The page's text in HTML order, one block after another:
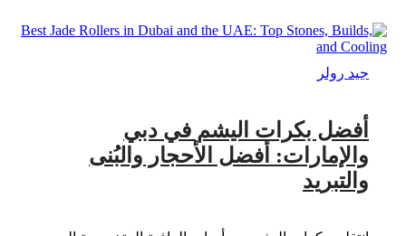
جيد رولر
أفضل بكرات اليشم في دبي
والإمارات: أفضل الأحجار والبُنى
والتبريد